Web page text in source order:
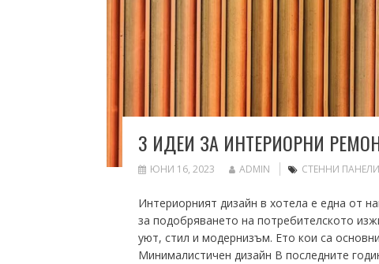
3 ИДЕИ ЗА ИНТЕРИОРНИ
ЮНИ 16, 2023 ADMIN СТЕННИ ПАНЕЛИ
Интериорният дизайн в хотела е една от
за подобряването на потребителското
уют, стил и модернизъм. Ето кои са
Минималистичен дизайн В последните